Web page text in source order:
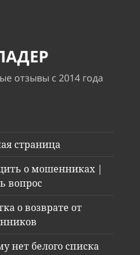
отзывы с 2014 года
страница
о мошенниках |
вопрос
о возврате от
нет белого списка